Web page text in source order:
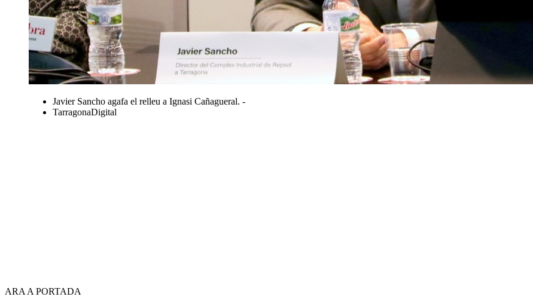
Javier Sancho agafa el relleu a Ignasi Cañagueral. -
TarragonaDigital
ARA A PORTADA